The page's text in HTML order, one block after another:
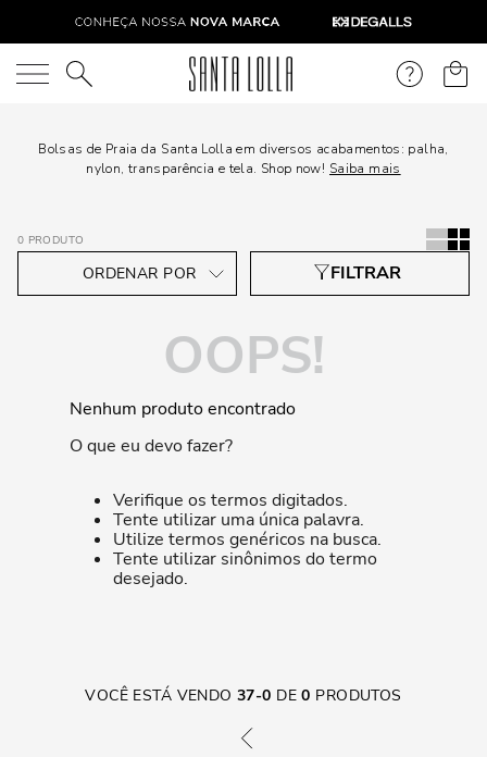
O que você está procurando?
Bolsas de Praia da Santa Lolla em diversos acabamentos: palha,
nylon, transparência e tela. Shop now! Saiba mais
0 PRODUTO
OOPS!
Nenhum produto encontrado
O que eu devo fazer?
Verifique os termos digitados.
Tente utilizar uma única palavra.
Utilize termos genéricos na busca.
Tente utilizar sinônimos do termo
desejado.
VOCÊ ESTÁ VENDO 37-0 DE0 PRODUTOS